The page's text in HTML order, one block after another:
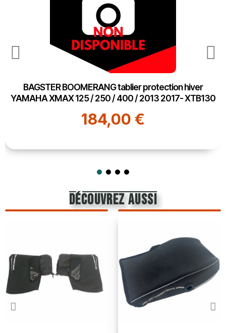
BAGSTER BOOMERANG tablier protection hiver
YAMAHA XMAX 125 / 250 / 400 / 2013 2017- XTB130
184,00 €
découvrez aussi